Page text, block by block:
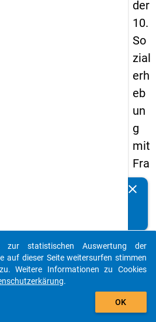
der
10.
So
zial
erh
eb
un
g
mit
Fra
ge
de
n
Au
clear
auto_stories
add_shopping_cart
zur statistischen Auswertung der
auf dieser Seite weitersurfen stimmen
Weitere Informationen zu Cookies
.
OK